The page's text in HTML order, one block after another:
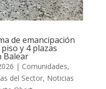
de emancipación
y 4 plazas
Balear
| Comunidades,
del Sector, Noticias